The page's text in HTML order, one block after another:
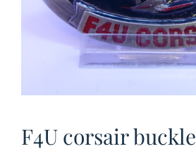
F4U corsair buckle